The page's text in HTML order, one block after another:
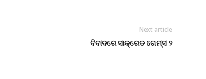
Next article
ବିବାଦରେ ସାକ୍ରେଡ ଗେମ୍ସ ୨